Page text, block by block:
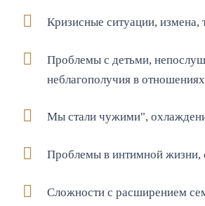
Кризисные ситуации, измена,
Проблемы с детьми,
неблагополучия в
Мы стали чужими",
Проблемы в интимной жизни,
Сложности с расширением